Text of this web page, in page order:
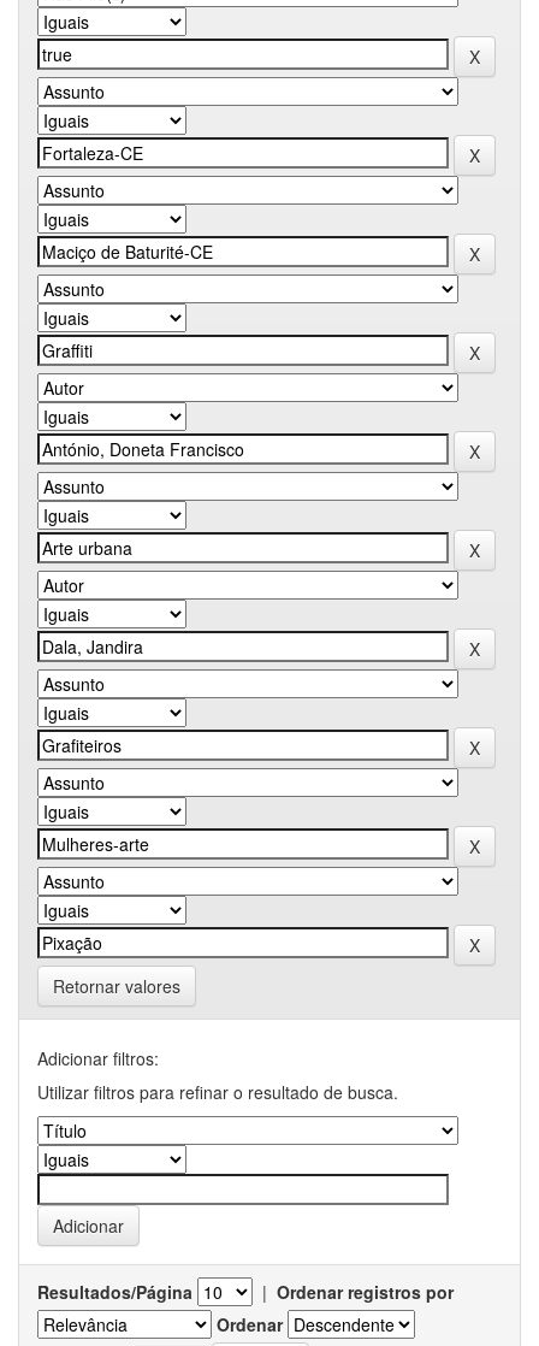
Retornar valores
Adicionar filtros:
Utilizar filtros para refinar o resultado de busca.
Resultados/Página | Ordenar registros por
Ordenar